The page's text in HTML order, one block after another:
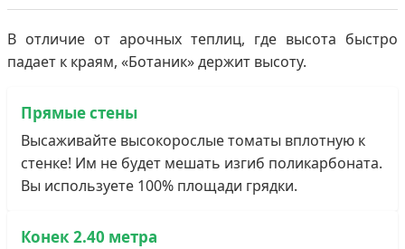
В отличие от арочных теплиц, где высота быстро
падает к краям, «Ботаник» держит высоту.
Прямые стены
Высаживайте высокорослые томаты вплотную к
стенке! Им не будет мешать изгиб поликарбоната.
Вы используете 100% площади грядки.
Конек 2.40 метра